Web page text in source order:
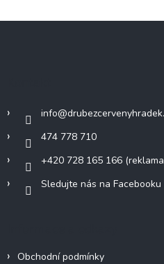
info@
474 778 710
+420 728 165 166
Sledujte nás na Facebooku
Obchodní podmínky